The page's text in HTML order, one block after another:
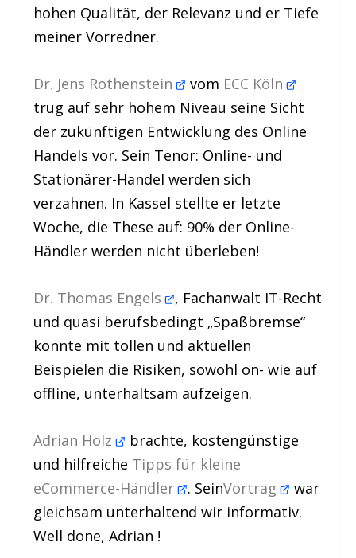
hohen Qualität, der Relevanz und er Tiefe
meiner Vorredner.
Dr. Jens Rothenstein vom ECC Köln
trug auf sehr hohem Niveau seine Sicht
der zukünftigen Entwicklung des Online
Handels vor. Sein Tenor: Online- und
Stationärer-Handel werden sich
verzahnen. In Kassel stellte er letzte
Woche, die These auf: 90% der Online-
Händler werden nicht überleben!
Dr. Thomas Engels , Fachanwalt IT-Recht
und quasi berufsbedingt „Spaßbremse“
konnte mit tollen und aktuellen
Beispielen die Risiken, sowohl on- wie auf
offline, unterhaltsam aufzeigen.
Adrian Holz
brachte, kostengünstige
und hilfreiche Tipps für kleine
eCommerce-Händler . SeinVortrag
war
gleichsam unterhaltend wir informativ.
Well done, Adrian !